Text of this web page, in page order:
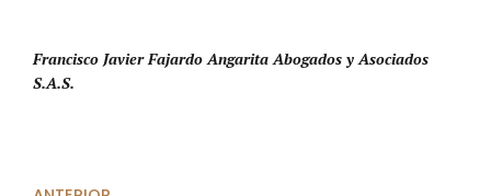
Francisco Javier Fajardo Angarita Abogados y Asociados
S.A.S.